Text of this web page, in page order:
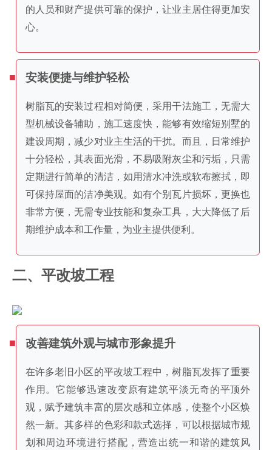
的人员和财产提供可靠的保护，让业主居住得更加安
心。
安装便捷与维护轻松
树脂瓦的安装过程相对简便，采用干法施工，无需大
型机械设备辅助，施工速度快，能够有效缩短别墅的
建设周期，减少对业主生活的干扰。而且，日常维护
十分轻松，其表面光滑，不易吸附灰尘和污垢，只需
定期进行简单的清洁，如用清水冲洗或软布擦拭，即
可保持屋面的洁净美观。如有个别瓦片损坏，更换也
非常方便，无需专业技能和复杂工具，大大降低了后
期维护成本和工作量，为业主提供便利。
二、平改坡工程
改善建筑外观与城市形象提升
在许多老旧小区的平改坡工程中，树脂瓦发挥了重要
作用。它能够迅速改变原有建筑平淡无奇的平顶外
观，赋予建筑丰富的层次感和立体感，使整个小区焕
然一新。其多样的色彩和款式选择，可以根据城市规
划和周边环境进行搭配，营造出统一和谐的建筑风